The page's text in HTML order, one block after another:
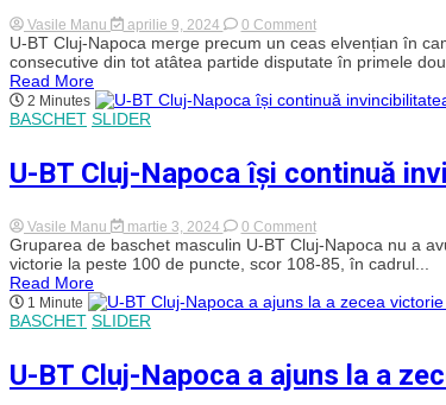
Debut
pe
teren
propriu
Oradea
Vasile Manu aprilie 9, 2024 0 Commenton
U-
BT
Cluj-
începe
play-
off!
prima
victimă
a
alb-
U-BT Cluj-Napoca merge precum un ceas elvențian în
consecutive din tot atâtea partide disputate în primele
Read More
2 Minutes
BASCHET SLIDER
U-BT Cluj-Napoca își continuă
Vasile Manu martie 3, 2024 0 Commenton
U-
BT
Cluj-
își
campionat
Gruparea de baschet masculin U-BT Cluj-Napoca nu a
victorie la peste 100 de puncte, scor 108-85, în cadrul...
Read More
1 Minute
BASCHET SLIDER
U-BT Cluj-Napoca a ajuns la a